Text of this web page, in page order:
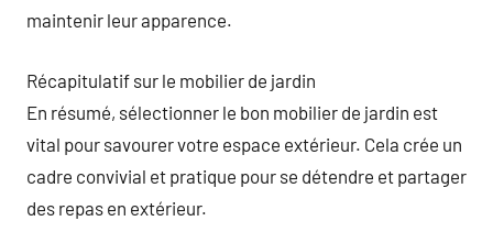
maintenir leur apparence.
Récapitulatif sur le mobilier de jardin
En résumé, sélectionner le bon mobilier de jardin est
vital pour savourer votre espace extérieur. Cela crée un
cadre convivial et pratique pour se détendre et partager
des repas en extérieur.